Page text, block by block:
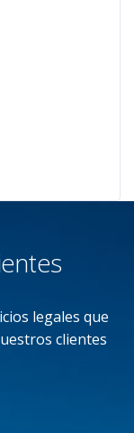
legales que
clientes